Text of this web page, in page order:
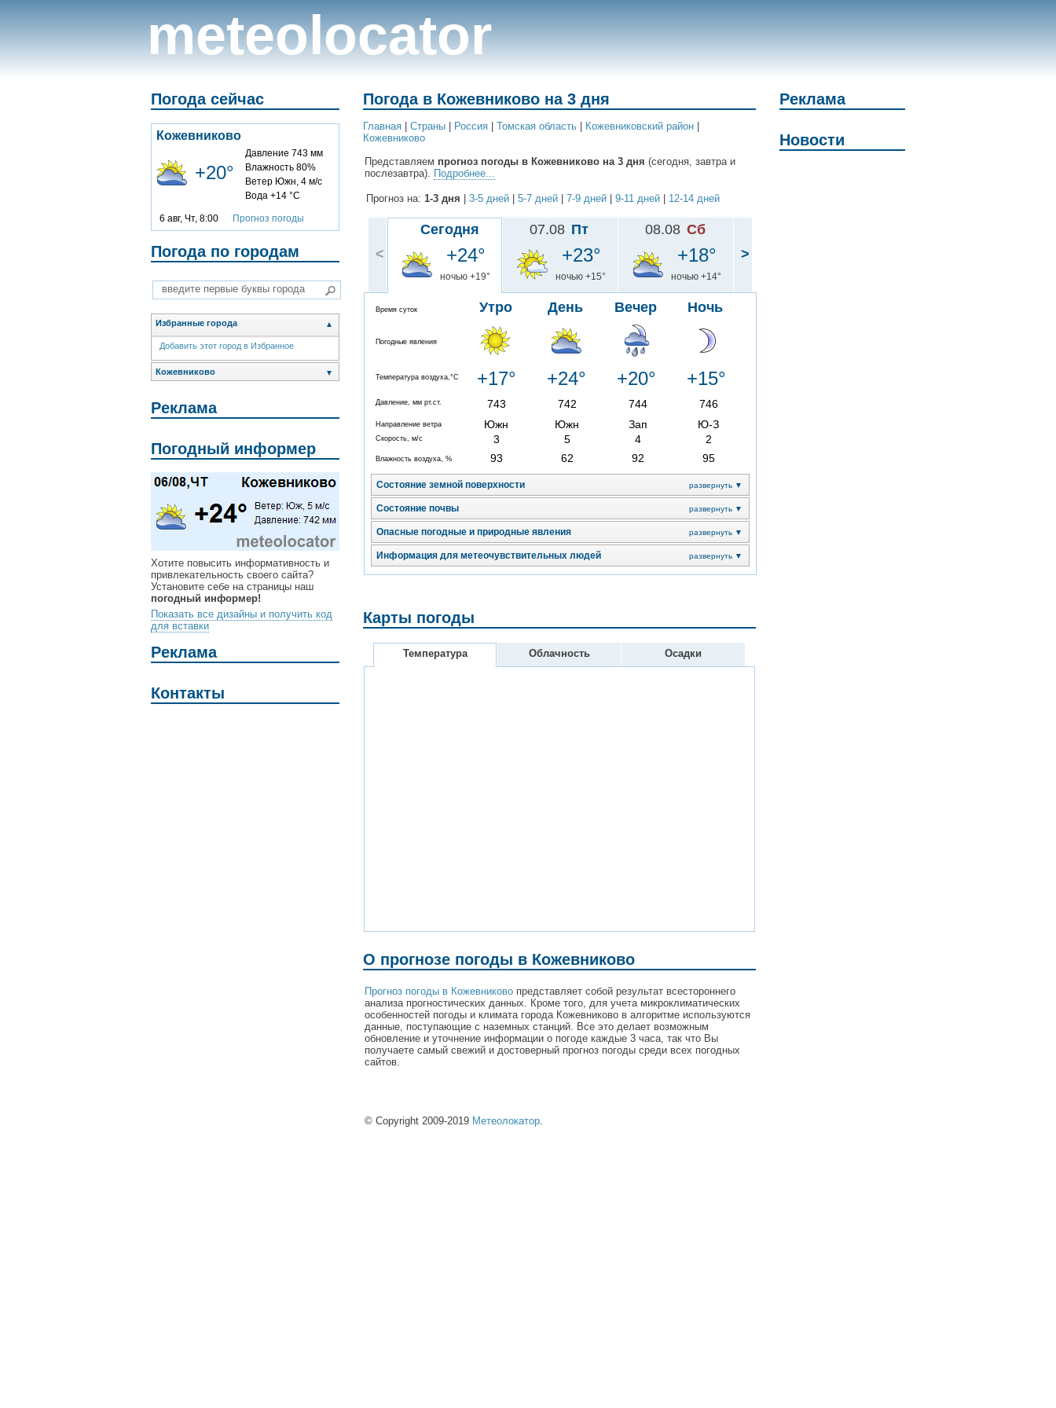
meteolocator
Погода сейчас
Кожевниково
+20°
Давление 743 мм
Влажность 80%
Ветер Южн, 4 м/с
Вода +14 °C
6 авг, Чт, 8:00 Прогноз погоды
Погода по городам
Избранные города ▲
Добавить этот город в Избранное
Кожевниково ▼
Реклама
Погодный информер
Хотите повысить информативность и
привлекательность своего сайта?
Установите себе на страницы наш
погодный информер!
Показать все дизайны и получить код
для вставки
Реклама
Контакты
Погода в Кожевниково на 3 дня
Главная Cтраны Россия Томская область Кожевниковский район
Кожевниково
Представляем прогноз погоды в Кожевниково на 3 дня (сегодня, завтра и
послезавтра). Подробнее...
Прогноз на: 1-3 дня 3-5 дней 5-7 дней 7-9 дней 9-11 дней 12-14 дней
<
Сегодня
+24°
ночью +19°
Время суток Утро День Вечер Ночь
Погодные явления
Температура воздуха,°C +17° +24° +20° +15°
Давление, мм рт.ст. 743 742 744 746
Направление ветра Южн Южн Зап Ю-З
Скорость, м/с 3 5 4 2
Влажность воздуха, % 93 62 92 95
Состояние земной поверхности развернуть ▼
Состояние почвы развернуть ▼
Опасные погодные и природные явления развернуть ▼
Информация для метеочувствительных людей развернуть ▼
07.08 Пт
+23°
ночью +15°
08.08 Сб
+18°
ночью +14°
>
Карты погоды
Температура Облачность Осадки
О прогнозе погоды в Кожевниково
Прогноз погоды в Кожевниково представляет собой результат всестороннего
анализа прогностических данных. Кроме того, для учета микроклиматических
особенностей погоды и климата города Кожевниково в алгоритме используются
данные, поступающие с наземных станций. Все это делает возможным
обновление и уточнение информации о погоде каждые 3 часа, так что Вы
получаете самый свежий и достоверный прогноз погоды среди всех погодных
сайтов.
© Copyright 2009-2019 Метеолокатор
Реклама
Новости